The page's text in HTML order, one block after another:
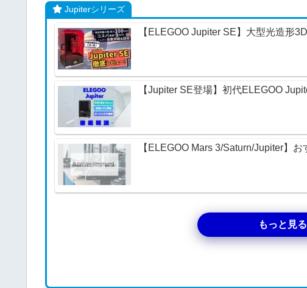
Jupiterシリーズ
【ELEGOO Jupiter SE】大型光造形
【Jupiter SE登場】初代ELEGOO
【ELEGOO Mars 3/Saturn/Jupiter】
もっと見る